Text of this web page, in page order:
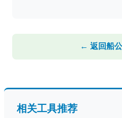
← 返回船
相关工具推荐